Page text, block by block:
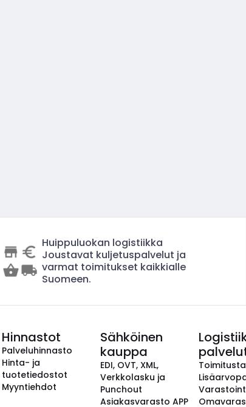
Huippuluokan logistiikka
Joustavat kuljetuspalvelut ja
varmat toimitukset kaikkialle
Suomeen.
Hinnastot
Palveluhinnasto
Hinta- ja
tuotetiedostot
Myyntiehdot
Sähköinen
kauppa
EDI, OVT, XML,
Verkkolasku ja
Punchout
Asiakasvarasto APP